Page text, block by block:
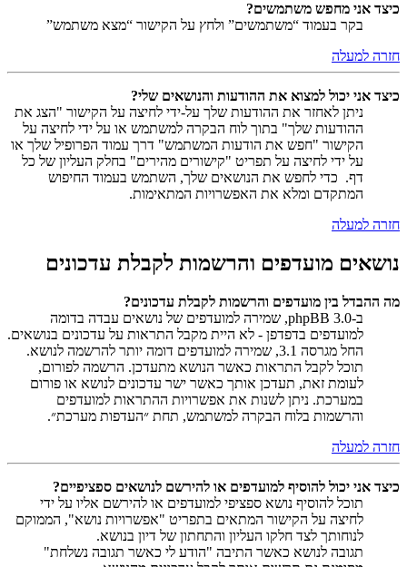
כיצד אני מחפש משתמשים?
בקר בעמוד “משתמשים” ולחץ על הקישור “מצא משתמש”
חזרה למעלה
כיצד אני יכול למצוא את ההודעות והנושאים שלי?
ניתן לאחזר את ההודעות שלך על-ידי לחיצה על הקישור "הצג את
ההודעות שלך" בתוך לוח הבקרה למשתמש או על ידי לחיצה על
הקישור "חפש את הודעות המשתמש" דרך עמוד הפרופיל שלך או
על ידי לחיצה על תפריט "קישורים מהירים" בחלק העליון של כל
דף. כדי לחפש את הנושאים שלך, השתמש בעמוד החיפוש
המתקדם ומלא את האפשרויות המתאימות.
חזרה למעלה
נושאים מועדפים והרשמות לקבלת עדכונים
מה ההבדל בין מועדפים והרשמות לקבלת עדכונים?
ב-phpBB 3.0, שמירה למועדפים של נושאים עבדה בדומה
למועדפים בדפדפן - לא היית מקבל התראות על עדכונים בנושאים.
החל מגרסה 3.1, שמירה למועדפים דומה יותר להרשמה לנושא.
תוכל לקבל התראות כאשר הנושא מתעדכן. הרשמה לפורום,
לעומת זאת, תעדכן אותך כאשר ישר עדכונים לנושא או פורום
במערכת. ניתן לשנות את אפשרויות ההתראות למועדפים
והרשמות בלוח הבקרה למשתמש, תחת ״העדפות מערכת״.
חזרה למעלה
כיצד אני יכול להוסיף למועדפים או להירשם לנושאים ספציפיים?
תוכל להוסיף נושא ספציפי למועדפים או להירשם אליו על ידי
לחיצה על הקישור המתאים בתפריט "אפשרויות נושא", הממוקם
לנוחותך לצד חלקו העליון והתחתון של דיון בנושא.
תגובה לנושא כאשר התיבה "הודע לי כאשר תגובה נשלחת"